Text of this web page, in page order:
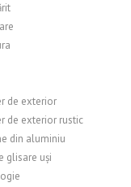
de exterior
de exterior rustic
din aluminiu
glisare uși